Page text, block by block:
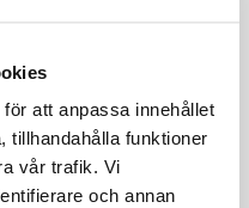
att anpassa innehållet
tillhandahålla funktioner
vår trafik. Vi
och annan
BUY